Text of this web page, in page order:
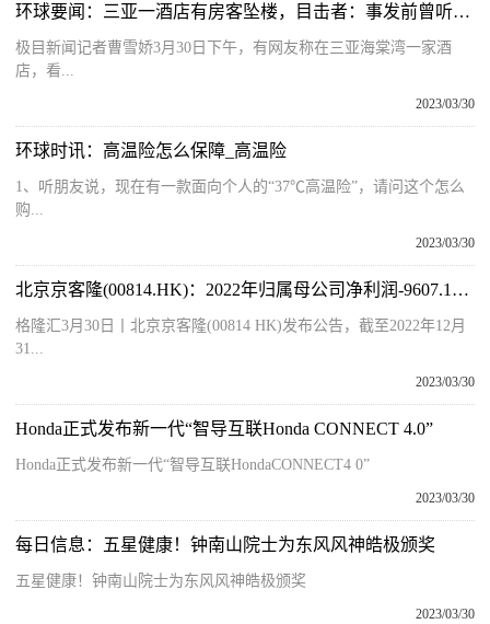
环球要闻：三亚一酒店有房客坠楼，目击者：事发前曾听到嬉笑打闹声
极目新闻记者曹雪娇3月30日下午，有网友称在三亚海棠湾一家酒
店，看...
2023/03/30
环球时讯：高温险怎么保障_高温险
1、听朋友说，现在有一款面向个人的“37℃高温险”，请问这个怎么
购...
2023/03/30
北京京客隆(00814.HK)：2022年归属母公司净利润-9607.1万元
格隆汇3月30日丨北京京客隆(00814 HK)发布公告，截至2022年12月
31...
2023/03/30
Honda正式发布新一代“智导互联Honda CONNECT 4.0”
Honda正式发布新一代“智导互联HondaCONNECT4 0”
2023/03/30
每日信息：五星健康！钟南山院士为东风风神皓极颁奖
五星健康！钟南山院士为东风风神皓极颁奖
2023/03/30